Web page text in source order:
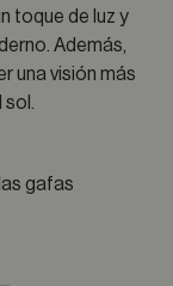
toque de luz y
Además,
una visión más
gafas